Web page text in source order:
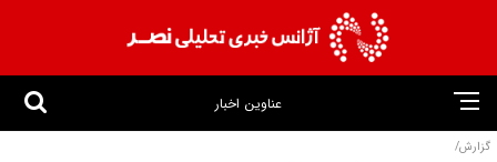
عناوین اخبار
گزارش/